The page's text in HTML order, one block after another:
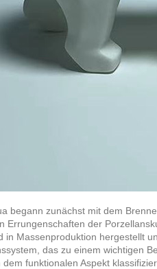
begann zunächst mit dem
Errungenschaften der
in Massenproduktion hergestellt
das zu einem wichtigen
funktionalen Aspekt